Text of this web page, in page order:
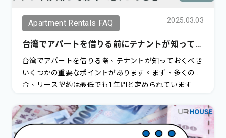
Apartment Rentals FAQ 2025.03.03
台湾でアパートを借りる前にテナントが知ってお
くべき7つのこと
台湾でアパートを借りる際、テナントが知っておくべき
いくつかの重要なポイントがあります。まず、多くの場
合、リース契約は最低でも1年間と定められています
約には通常、より好条件が付随します。一方で、1年未
満の短期契約を探すことは非常に難しく、家賃を上乗せ
しても大家が受け入れないことが多いのが現状です。